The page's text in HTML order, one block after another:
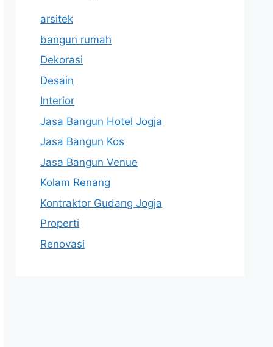
arsitek
bangun rumah
Dekorasi
Desain
Interior
Jasa Bangun Hotel Jogja
Jasa Bangun Kos
Jasa Bangun Venue
Kolam Renang
Kontraktor Gudang Jogja
Properti
Renovasi